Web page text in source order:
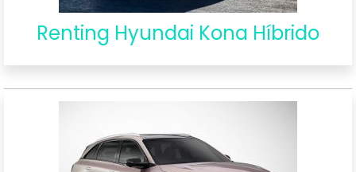
Renting Hyundai Kona Híbrido